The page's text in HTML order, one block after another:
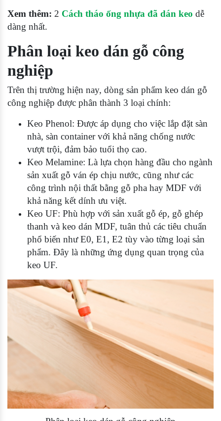
Xem thêm: 2 Cách tháo ống nhựa đã dán keo dễ
dàng nhất.
Phân loại keo dán gỗ công
nghiệp
Trên thị trường hiện nay, dòng sản phẩm keo dán gỗ
công nghiệp được phân thành 3 loại chính:
Keo Phenol: Được áp dụng cho việc lắp đặt sàn
nhà, sàn container với khả năng chống nước
vượt trội, đảm bảo tuổi thọ cao.
Keo Melamine: Là lựa chọn hàng đầu cho ngành
sản xuất gỗ ván ép chịu nước, cũng như các
công trình nội thất bằng gỗ pha hay MDF với
khả năng kết dính ưu việt.
Keo UF: Phù hợp với sản xuất gỗ ép, gỗ ghép
thanh và keo dán MDF, tuân thủ các tiêu chuẩn
phổ biến như E0, E1, E2 tùy vào từng loại sản
phẩm. Đây là những ứng dụng quan trọng của
keo UF.